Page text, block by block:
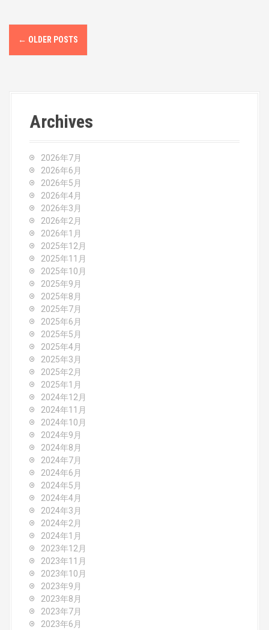
P
o
← OLDER POSTS
Archives
2026年7月
2026年6月
2026年5月
2026年4月
2026年3月
2026年2月
2026年1月
2025年12月
2025年11月
2025年10月
2025年9月
2025年8月
2025年7月
2025年6月
2025年5月
2025年4月
2025年3月
2025年2月
2025年1月
2024年12月
2024年11月
2024年10月
2024年9月
2024年8月
2024年7月
2024年6月
2024年5月
2024年4月
2024年3月
2024年2月
2024年1月
2023年12月
2023年11月
2023年10月
2023年9月
2023年8月
2023年7月
2023年6月